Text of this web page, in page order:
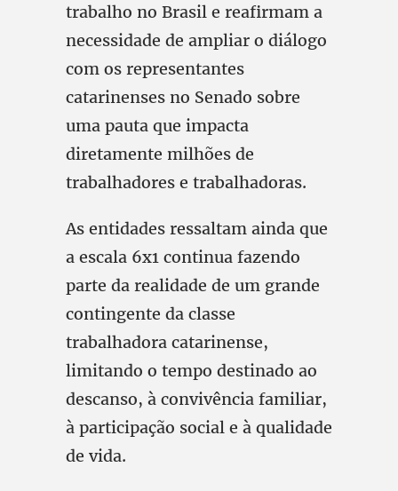
trabalho no Brasil e reafirmam a
necessidade de ampliar o diálogo
com os representantes
catarinenses no Senado sobre
uma pauta que impacta
diretamente milhões de
trabalhadores e trabalhadoras.
As entidades ressaltam ainda que
a escala 6x1 continua fazendo
parte da realidade de um grande
contingente da classe
trabalhadora catarinense,
limitando o tempo destinado ao
descanso, à convivência familiar,
à participação social e à qualidade
de vida.